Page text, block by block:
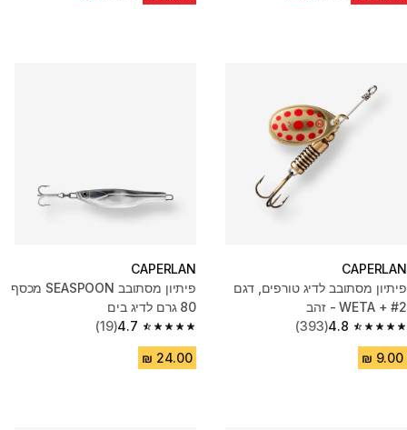
CAPERLAN
פיתיון מסתובב לדיג טורפים, דגם
WETA + #2 - זהב
4.8
4.8 out of 5 stars from 393 reviews
(393)
CAPERLAN
פיתיון מסתובב SEASPOON מכסף
80 גרם לדיג בים
4.7
4.7 out of 5 stars from 19 reviews
(19)